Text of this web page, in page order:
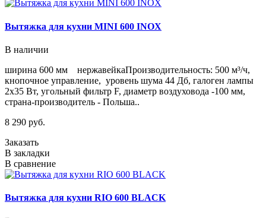
Вытяжка для кухни MINI 600 INOX
В наличии
ширина 600 мм нержавейкаПроизводительность: 500 м³/ч,
кнопочное управление, уровень шума 44 Дб, галоген лампы
2х35 Вт, угольный фильтр F, диаметр воздуховода -100 мм,
страна-производитель - Польша..
8 290 руб.
Заказать
В закладки
В сравнение
Вытяжка для кухни RIO 600 BLACK